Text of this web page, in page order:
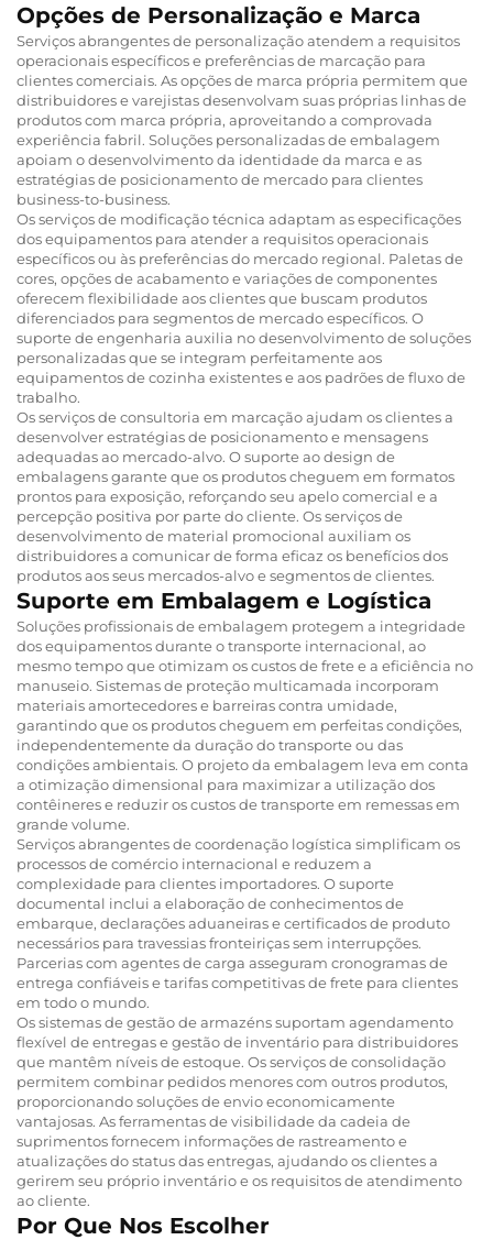
Opções de Personalização e Marca
Serviços abrangentes de personalização atendem a requisitos
operacionais específicos e preferências de marcação para
clientes comerciais. As opções de marca própria permitem que
distribuidores e varejistas desenvolvam suas próprias linhas de
produtos com marca própria, aproveitando a comprovada
experiência fabril. Soluções personalizadas de embalagem
apoiam o desenvolvimento da identidade da marca e as
estratégias de posicionamento de mercado para clientes
business-to-business.
Os serviços de modificação técnica adaptam as especificações
dos equipamentos para atender a requisitos operacionais
específicos ou às preferências do mercado regional. Paletas de
cores, opções de acabamento e variações de componentes
oferecem flexibilidade aos clientes que buscam produtos
diferenciados para segmentos de mercado específicos. O
suporte de engenharia auxilia no desenvolvimento de soluções
personalizadas que se integram perfeitamente aos
equipamentos de cozinha existentes e aos padrões de fluxo de
trabalho.
Os serviços de consultoria em marcação ajudam os clientes a
desenvolver estratégias de posicionamento e mensagens
adequadas ao mercado-alvo. O suporte ao design de
embalagens garante que os produtos cheguem em formatos
prontos para exposição, reforçando seu apelo comercial e a
percepção positiva por parte do cliente. Os serviços de
desenvolvimento de material promocional auxiliam os
distribuidores a comunicar de forma eficaz os benefícios dos
produtos aos seus mercados-alvo e segmentos de clientes.
Suporte em Embalagem e Logística
Soluções profissionais de embalagem protegem a integridade
dos equipamentos durante o transporte internacional, ao
mesmo tempo que otimizam os custos de frete e a eficiência no
manuseio. Sistemas de proteção multicamada incorporam
materiais amortecedores e barreiras contra umidade,
garantindo que os produtos cheguem em perfeitas condições,
independentemente da duração do transporte ou das
condições ambientais. O projeto da embalagem leva em conta
a otimização dimensional para maximizar a utilização dos
contêineres e reduzir os custos de transporte em remessas em
grande volume.
Serviços abrangentes de coordenação logística simplificam os
processos de comércio internacional e reduzem a
complexidade para clientes importadores. O suporte
documental inclui a elaboração de conhecimentos de
embarque, declarações aduaneiras e certificados de produto
necessários para travessias fronteiriças sem interrupções.
Parcerias com agentes de carga asseguram cronogramas de
entrega confiáveis e tarifas competitivas de frete para clientes
em todo o mundo.
Os sistemas de gestão de armazéns suportam agendamento
flexível de entregas e gestão de inventário para distribuidores
que mantêm níveis de estoque. Os serviços de consolidação
permitem combinar pedidos menores com outros produtos,
proporcionando soluções de envio economicamente
vantajosas. As ferramentas de visibilidade da cadeia de
suprimentos fornecem informações de rastreamento e
atualizações do status das entregas, ajudando os clientes a
gerirem seu próprio inventário e os requisitos de atendimento
ao cliente.
Por Que Nos Escolher